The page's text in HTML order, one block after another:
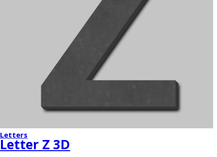
Letters
Letter Z 3D